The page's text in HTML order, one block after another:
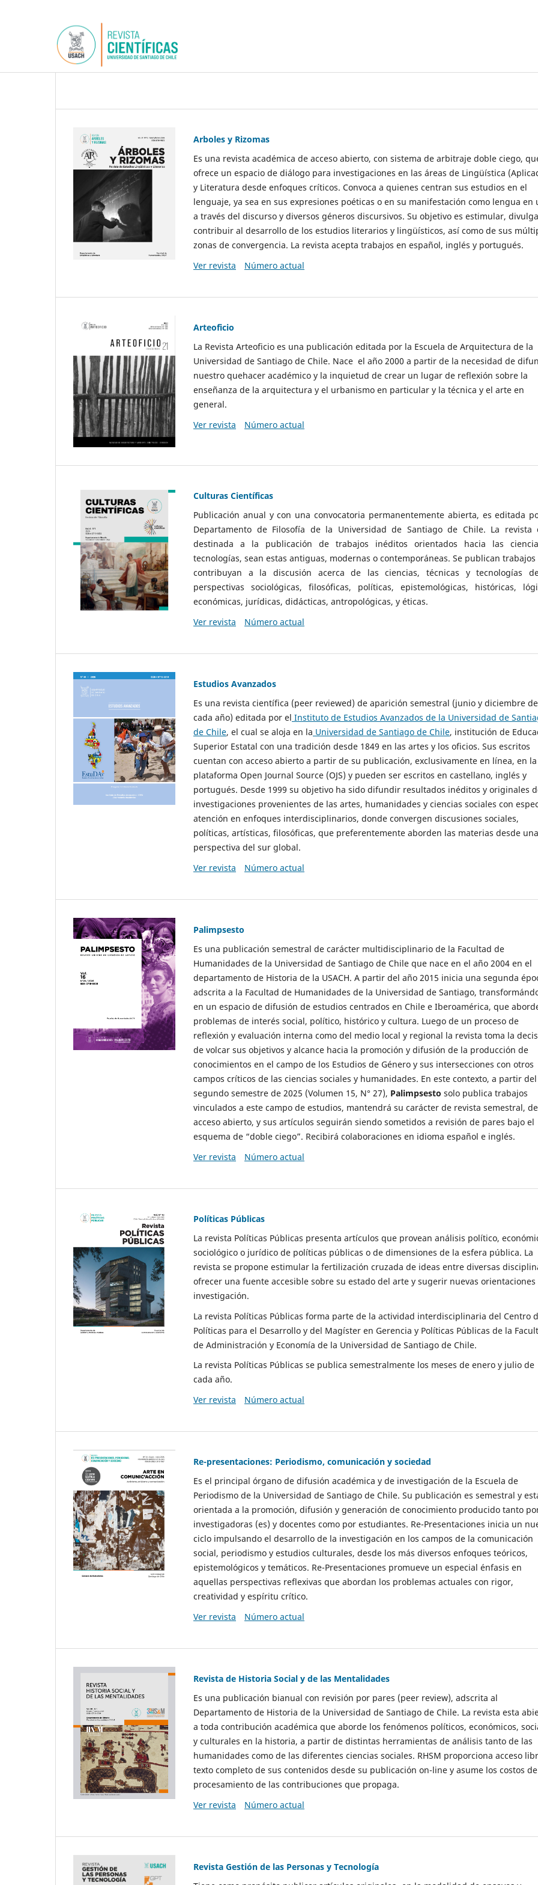
Arboles y Rizomas
Es una revista académica de acceso abierto, con sistema de arbitraje doble ciego,
ofrece un espacio de diálogo para investigaciones en las áreas de Lingüística
y Literatura desde enfoques críticos. Convoca a quienes centran sus estudios en el
lenguaje, ya sea en sus expresiones poéticas o en su manifestación como lengua en
a través del discurso y diversos géneros discursivos. Su objetivo es estimular,
contribuir al desarrollo de los estudios literarios y lingüísticos, así como de sus
zonas de convergencia. La revista acepta trabajos en español, inglés y portugués.
Ver revista
Número actual
Arteoficio
La Revista Arteoficio es una publicación editada por la Escuela de Arquitectura de la
Universidad de Santiago de Chile. Nace el año 2000 a partir de la necesidad de
nuestro quehacer académico y la inquietud de crear un lugar de reflexión sobre la
enseñanza de la arquitectura y el urbanismo en particular y la técnica y el arte en
general.
Ver revista
Número actual
Culturas Científicas
Publicación anual y con una convocatoria permanentemente abierta, es editada
Departamento de Filosofía de la Universidad de Santiago de Chile. La revista
destinada a la publicación de trabajos inéditos orientados hacia las
tecnologías, sean estas antiguas, modernas o contemporáneas. Se publican
contribuyan a la discusión acerca de las ciencias, técnicas y tecnologías
perspectivas sociológicas, filosóficas, políticas, epistemológicas, históricas,
económicas, jurídicas, didácticas, antropológicas, y éticas.
Ver revista
Número actual
Estudios Avanzados
Es una revista científica (peer reviewed) de aparición semestral (junio y diciembre de
cada año) editada por el Instituto de Estudios Avanzados de la Universidad de
de Chile, el cual se aloja en la Universidad de Santiago de Chile, institución de
Superior Estatal con una tradición desde 1849 en las artes y los oficios. Sus escritos
cuentan con acceso abierto a partir de su publicación, exclusivamente en línea, en la
plataforma Open Journal Source (OJS) y pueden ser escritos en castellano, inglés y
portugués. Desde 1999 su objetivo ha sido difundir resultados inéditos y originales
investigaciones provenientes de las artes, humanidades y ciencias sociales con
atención en enfoques interdisciplinarios, donde convergen discusiones sociales,
políticas, artísticas, filosóficas, que preferentemente aborden las materias desde una
perspectiva del sur global.
Ver revista
Número actual
Palimpsesto
Es una publicación semestral de carácter multidisciplinario de la Facultad de
Humanidades de la Universidad de Santiago de Chile que nace en el año 2004 en el
departamento de Historia de la USACH. A partir del año 2015 inicia una segunda
adscrita a la Facultad de Humanidades de la Universidad de Santiago,
en un espacio de difusión de estudios centrados en Chile e Iberoamérica, que
problemas de interés social, político, histórico y cultura. Luego de un proceso de
reflexión y evaluación interna como del medio local y regional la revista toma la
de volcar sus objetivos y alcance hacia la promoción y difusión de la producción de
conocimientos en el campo de los Estudios de Género y sus intersecciones con otros
campos críticos de las ciencias sociales y humanidades. En este contexto, a partir del
segundo semestre de 2025 (Volumen 15, N° 27), Palimpsesto solo publica trabajos
vinculados a este campo de estudios, mantendrá su carácter de revista semestral, de
acceso abierto, y sus artículos seguirán siendo sometidos a revisión de pares bajo el
esquema de “doble ciego”. Recibirá colaboraciones en idioma español e inglés.
Ver revista
Número actual
Políticas Públicas
La revista Políticas Públicas presenta artículos que provean análisis político,
sociológico o jurídico de políticas públicas o de dimensiones de la esfera pública. La
revista se propone estimular la fertilización cruzada de ideas entre diversas
ofrecer una fuente accesible sobre su estado del arte y sugerir nuevas orientaciones
investigación.
La revista Políticas Públicas forma parte de la actividad interdisciplinaria del Centro
Políticas para el Desarrollo y del Magíster en Gerencia y Políticas Públicas de la
de Administración y Economía de la Universidad de Santiago de Chile.
La revista Políticas Públicas se publica semestralmente los meses de enero y julio de
cada año.
Ver revista
Número actual
Re-presentaciones: Periodismo, comunicación y sociedad
Es el principal órgano de difusión académica y de investigación de la Escuela de
Periodismo de la Universidad de Santiago de Chile. Su publicación es semestral y
orientada a la promoción, difusión y generación de conocimiento producido tanto
investigadoras (es) y docentes como por estudiantes. Re-Presentaciones inicia un
ciclo impulsando el desarrollo de la investigación en los campos de la comunicación
social, periodismo y estudios culturales, desde los más diversos enfoques teóricos,
epistemológicos y temáticos. Re-Presentaciones promueve un especial énfasis en
aquellas perspectivas reflexivas que abordan los problemas actuales con rigor,
creatividad y espíritu crítico.
Ver revista
Número actual
Revista de Historia Social y de las Mentalidades
Es una publicación bianual con revisión por pares (peer review), adscrita al
Departamento de Historia de la Universidad de Santiago de Chile. La revista esta
a toda contribución académica que aborde los fenómenos políticos, económicos,
y culturales en la historia, a partir de distintas herramientas de análisis tanto de las
humanidades como de las diferentes ciencias sociales. RHSM proporciona acceso
texto completo de sus contenidos desde su publicación on-line y asume los costos de
procesamiento de las contribuciones que propaga.
Ver revista
Número actual
Revista Gestión de las Personas y Tecnología